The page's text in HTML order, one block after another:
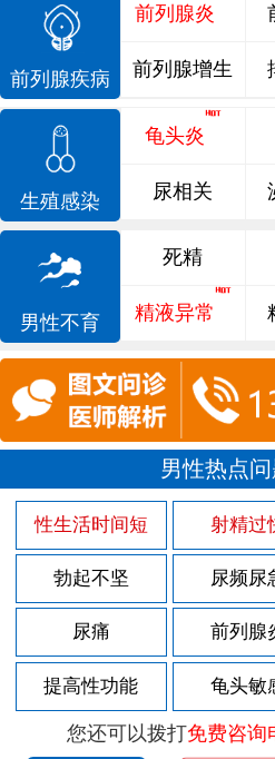
前列腺疾病
前列腺炎
前列腺增生
生殖感染
龟头炎
尿相关
男性不育
死精
精液异常
男性热点
性生活时间短 射精过
勃起不坚 尿频尿
尿痛 前列腺
提高性功能 龟头敏
您还可以拨打免费咨询